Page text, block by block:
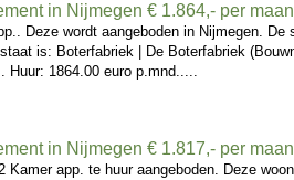
in Nijmegen € 1.864,- per
Deze wordt aangeboden in Nijmegen. De
is: Boterfabriek | De Boterfabriek
Huur: 1864.00 euro p.mnd.....
in Nijmegen € 1.817,- per
Kamer app. te huur aangeboden. Deze